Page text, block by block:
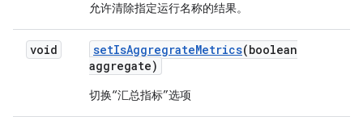
允许清除指定运行名称的结果。
void setIsAggregrateMetrics(boolean
aggregate)
切换“汇总指标”选项